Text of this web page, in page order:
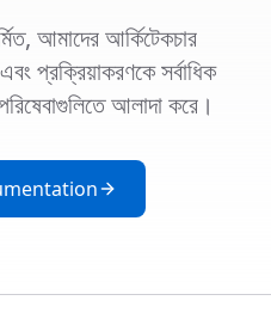
আমাদের আর্কিটেকচার
প্রক্রিয়াকরণকে সর্বাধিক
আলাদা করে।